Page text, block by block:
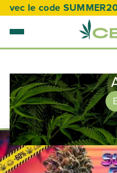
🚛 Livraison
0 article
Votre